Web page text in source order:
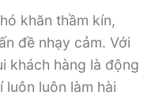
khăn thầm kín,
đề nhạy cảm. Với
khách hàng là động
luôn làm hài